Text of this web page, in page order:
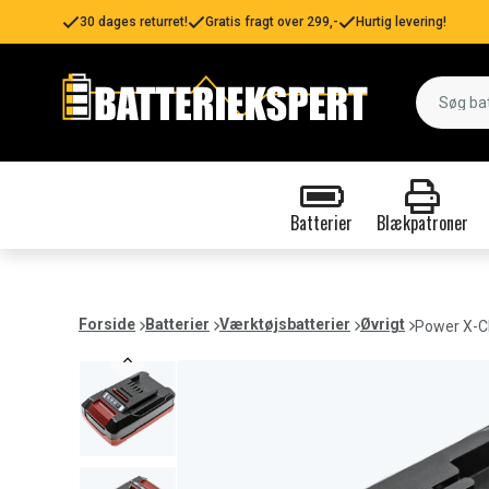
30 dages returret! Gratis fragt over 299,- Hurtig levering!
Batterier Blækpatroner
Forside Batterier Værktøjsbatterier Øvrigt Power X-